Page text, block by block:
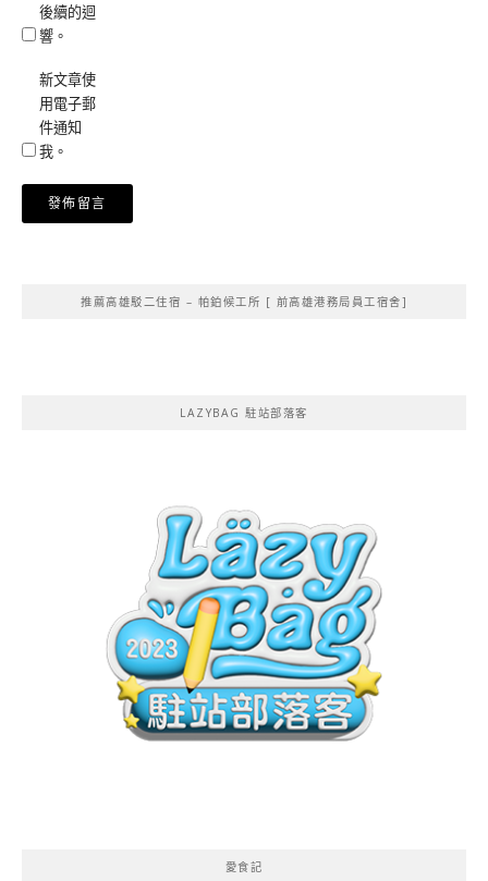
後續的迴
響。
新文章使
用電子郵
件通知
我。
推薦高雄駁二住宿 – 帕鉑候工所 [ 前高雄港務局員工宿舍]
LAZYBAG 駐站部落客
愛食記